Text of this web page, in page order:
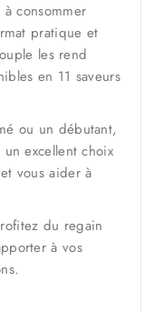
consommer
pratique et
les rend
en 11 saveurs
ou un débutant,
excellent choix
vous aider à
du regain
à vos